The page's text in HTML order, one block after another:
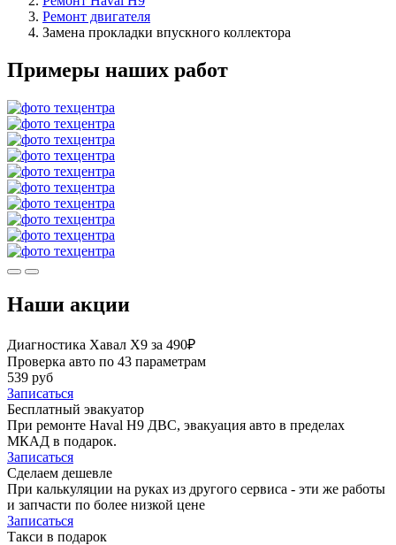
Ремонт двигателя
Замена прокладки впускного коллектора
Примеры наших работ
Наши акции
Диагностика Хавал Х9 за 490₽
Проверка авто по 43 параметрам
539 руб
Записаться
Бесплатный эвакуатор
При ремонте Haval H9 ДВС, эвакуация авто в пределах
МКАД в подарок.
Записаться
Сделаем дешевле
При калькуляции на руках из другого сервиса - эти же работы
и запчасти по более низкой цене
Записаться
Такси в подарок